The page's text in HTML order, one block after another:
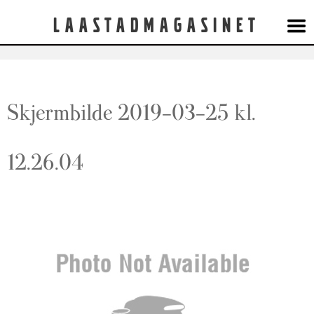
Laastadmagasinet
Skjermbilde 2019-03-25 kl.
12.26.04